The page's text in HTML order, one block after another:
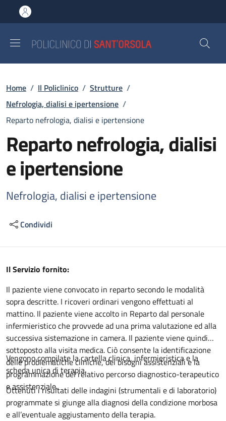
al contenuto principale
to footer content
Briciole di pane
Home / Il Policlinico / Strutture /
Nefrologia, dialisi e ipertensione /
Reparto nefrologia, dialisi e ipertensione
Reparto nefrologia, dialisi
e ipertensione
Nefrologia, dialisi e ipertensione
Condividi
Descrizione
Il Servizio fornito:
Il paziente viene convocato in reparto secondo le modalità
sopra descritte. I ricoveri ordinari vengono effettuati al
mattino. Il paziente viene accolto in Reparto dal personale
infermieristico che provvede ad una prima valutazione ed alla
successiva sistemazione in camera. Il paziente viene quindi
sottoposto alla visita medica. Ciò consente la identificazione
delle problematiche cliniche, dei bisogni assistenziali e la
programmazione del relativo percorso diagnostico-terapeutico
e assistenziale.
Vengono compilate la cartella clinica, infermieristica e la
scheda unica di terapia.
Ottenuti i risultati delle indagini (strumentali e di laboratorio)
programmate si giunge alla diagnosi della condizione morbosa
e all’eventuale aggiustamento della terapia.